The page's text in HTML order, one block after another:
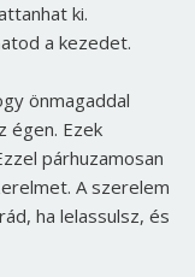
ki.
a kezedet.
önmagaddal
égen. Ezek
párhuzamosan
A szerelem
ha lelassulsz, és